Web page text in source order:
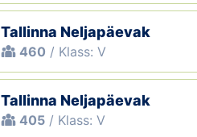
Tallinna Neljapäevak
460 / Klass: V
Tallinna Neljapäevak
405 / Klass: V